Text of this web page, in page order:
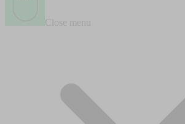
Close menu